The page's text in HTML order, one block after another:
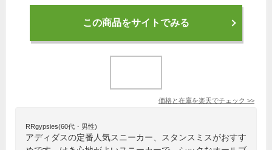
この商品をサイトでみる
価格と在庫を楽天でチェック >>
RRgypsies(60代・男性)
アディダスの定番人気スニーカー、スタンスミスがおすす